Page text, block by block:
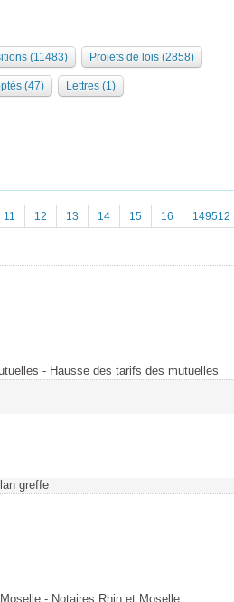
(11483) Projets de lois (2858)
(47) Lettres (1)
11 12 13 14 15 16
149512
- Hausse des tarifs des mutuelles
greffe
- Notaires Rhin et Moselle